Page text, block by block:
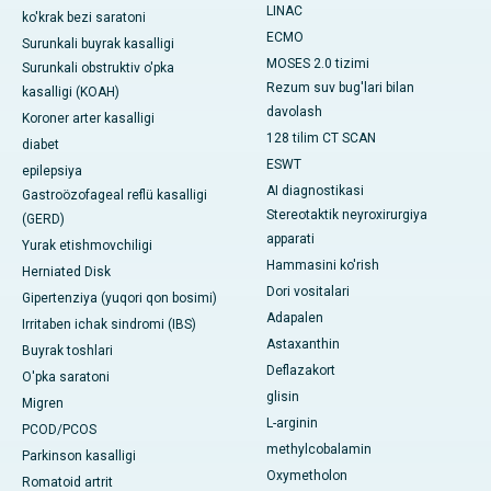
ko'krak bezi saratoni
Surunkali buyrak kasalligi
Surunkali obstruktiv o'pka
kasalligi (KOAH)
Koroner arter kasalligi
diabet
epilepsiya
Gastroözofageal reflü kasalligi
(GERD)
Yurak etishmovchiligi
Herniated Disk
Gipertenziya (yuqori qon bosimi)
Irritaben ichak sindromi (IBS)
Buyrak toshlari
O'pka saratoni
Migren
PCOD/PCOS
Parkinson kasalligi
Romatoid artrit
LINAC
ECMO
MOSES 2.0 tizimi
Rezum suv bug'lari bilan
davolash
128 tilim CT SCAN
ESWT
AI diagnostikasi
Stereotaktik neyroxirurgiya
apparati
Hammasini ko'rish
Dori vositalari
Adapalen
Astaxanthin
Deflazakort
glisin
L-arginin
methylcobalamin
Oxymetholon